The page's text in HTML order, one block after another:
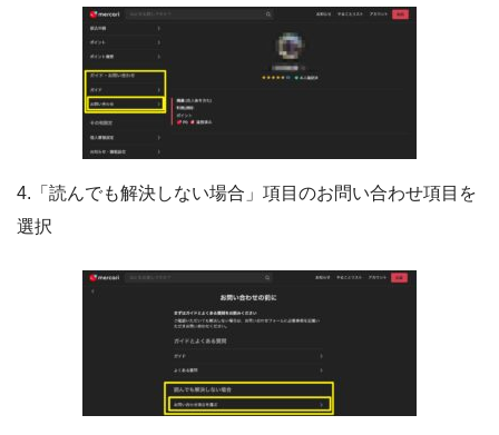
4.「読んでも解決しない場合」項目のお問い合わせ項目を
選択